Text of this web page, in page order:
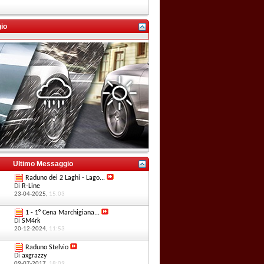
Ultimo Messaggio
Raduno dei 2 Laghi - Lago...
Di R-Line
23-04-2025, 15:03
1 - 1° Cena Marchigiana...
Di SM4rk
20-12-2024, 11:53
Raduno Stelvio
Di axgrazzy